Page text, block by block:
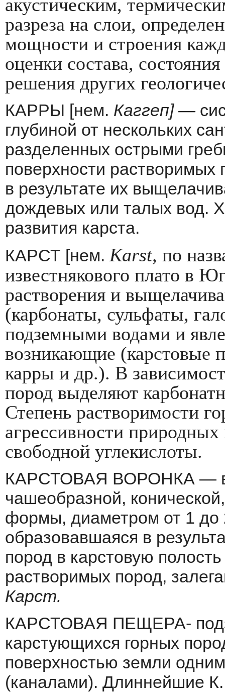
акустическим,
разреза на слои,
мощности и строения
оценки состава,
решения других
КАРРЫ [нем. Каггеп] —
глубиной от нескольких
разделенных острыми
поверхности растворимых
в результате их
дождевых или талых вод.
развития карста.
КАРСТ [нем. Karst, по
известнякового пла­то в
растворения и
(карбонаты, сульфаты,
подземными водами и
возникающие (карсто­вые
карры и др.). В
пород выделяют
Степень растворимости
агрессивности
свободной углекислоты.
КАРСТОВАЯ ВОРОНКА —
чашеоб­разной,
формы, диаметром от 1 до
образовавшаяся в
пород в карстовую
растворимых пород,
Карст.
КАРСТОВАЯ ПЕЩЕРА-
карстую­щихся горных
поверхностью земли
(каналами). Длиннейшие